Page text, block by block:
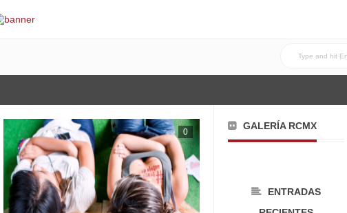
0
GALERÍA RCMX
ENTRADAS